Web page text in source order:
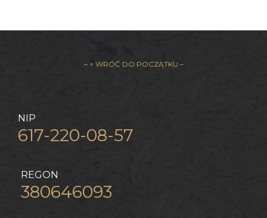
– ↑ WRÓĆ DO POCZĄTKU –
NIP
617-220-08-57
REGON
380646093